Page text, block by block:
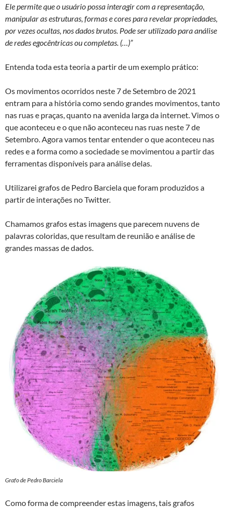
Ele permite que o usuário possa interagir com a representação,
manipular as estruturas, formas e cores para revelar propriedades,
por vezes ocultas, nos dados brutos. Pode ser utilizado para análise
de redes egocêntricas ou completas. (…)”
Entenda toda esta teoria a partir de um exemplo prático:
Os movimentos ocorridos neste 7 de Setembro de 2021
entram para a história como sendo grandes movimentos, tanto
nas ruas e praças, quanto na avenida larga da internet. Vimos o
que aconteceu e o que não aconteceu nas ruas neste 7 de
Setembro. Agora vamos tentar entender o que aconteceu nas
redes e a forma como a sociedade se movimentou a partir das
ferramentas disponíveis para análise delas.
Utilizarei grafos de Pedro Barciela que foram produzidos a
partir de interações no Twitter.
Chamamos grafos estas imagens que parecem nuvens de
palavras coloridas, que resultam de reunião e análise de
grandes massas de dados.
Grafo de Pedro Barciela
Como forma de compreender estas imagens, tais grafos